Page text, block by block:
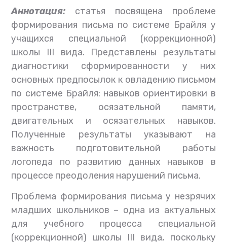
Аннотация: статья посвящена проблеме
формирования письма по системе Брайля у
учащихся специальной (коррекционной)
школы III вида. Представлены результаты
диагностики сформированности у них
основных предпосылок к овладению письмом
по системе Брайля: навыков ориентировки в
пространстве, осязательной памяти,
двигательных и осязательных навыков.
Полученные результаты указывают на
важность подготовительной работы
логопеда по развитию данных навыков в
процессе преодоления нарушений письма.
Проблема формирования письма у незрячих
младших школьников – одна из актуальных
для учебного процесса специальной
(коррекционной) школы III вида, поскольку